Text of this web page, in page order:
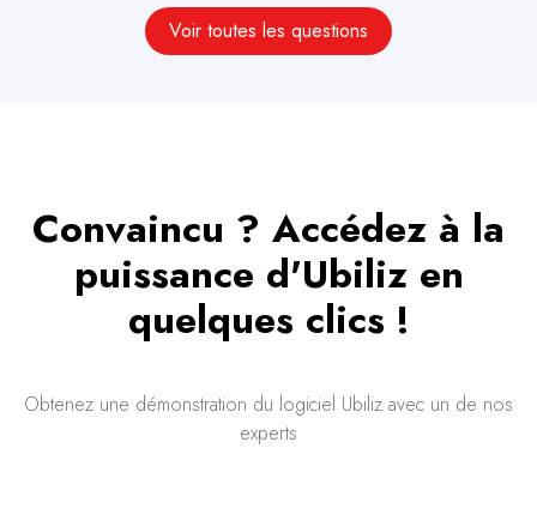
Voir toutes les questions
Convaincu ? Accédez à la
puissance d'Ubiliz en
quelques clics !
Obtenez une démonstration du logiciel Ubiliz avec un de nos
experts